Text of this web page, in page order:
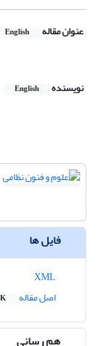
عنوان مقاله English
نویسنده English
فایل ها
اصل مقاله
هم رسانی